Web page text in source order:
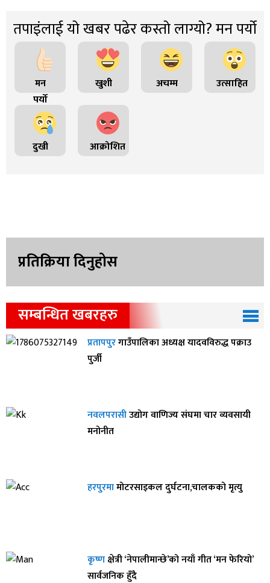
तपाइंलाई यो खबर पढेर कस्तो लाग्यो? मन पर्यो
मन
पर्यो
खुशी अचम्म उत्साहित
दुखी आक्रोशित
प्रतिक्रिया दिनुहोस
सम्बन्धित खबरहरु
प्रतापपुरगाउँपालिका अध्यक्ष यादवविरुद्ध पक्राउ
पुर्जी
नवलपरासीउद्योग वाणिज्य संघमा चार व्यवसायी
मनोनीत
हरपुरमामोटरसाइकल दुर्घटना,चालकको मृत्यु
कृष्णक्षेत्री ‘नेपालीमान्छे’को नयाँ गीत ‘मन फेरियो’
सार्वजनिक हुँदै